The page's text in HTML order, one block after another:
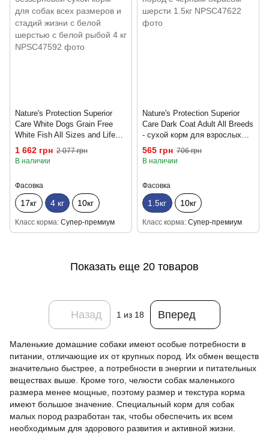
Nature's Protection Superior
Care White Dogs Grain Free
White Fish All Sizes and Life
Stages - беззерновой сухой
корм для собак всех
4 кг
1 662 грн 2 077 грн
В наличии
Фасовка
17кг 4 кг 10кг
Класс корма Супер-премиум
Nature's Protection Superior
Care Dark Coat Adult All Breeds
- сухой корм для взрослых
собак всех пород с черным
окрасом шерсти 1.5кг
565 грн 706 грн
В наличии
Фасовка
1.5кг 10кг
Класс корма Супер-премиум
Показать еще 20 товаров
Назад 1 из 18 Вперед
Маленькие домашние собаки имеют особые потребности в
питании, отличающие их от крупных пород. Их обмен веществ
значительно быстрее, а потребности в энергии и питательных
веществах выше. Кроме того, челюсти собак маленького
размера менее мощные, поэтому размер и текстура корма
имеют большое значение. Специальный корм для собак
малых пород разработан так, чтобы обеспечить их всем
необходимым для здорового развития и активной жизни.